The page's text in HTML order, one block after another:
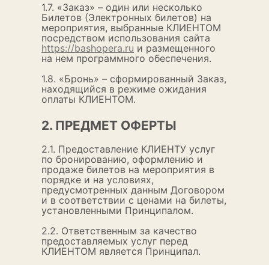
1.7. «Заказ» – один или несколько
Билетов (Электронных билетов) на
мероприятия, выбранные КЛИЕНТОМ
посредством использования сайта
https://bashopera.ru и размещенного
на нем программного обеспечения.
1.8. «Бронь» – сформированный Заказ,
находящийся в режиме ожидания
оплаты КЛИЕНТОМ.
2. ПРЕДМЕТ ОФЕРТЫ
2.1. Предоставление КЛИЕНТУ услуг
по бронированию, оформлению и
продаже билетов на мероприятия в
порядке и на условиях,
предусмотренных данным Договором
и в соответствии с ценами на билеты,
установленными Принципалом.
2.2. Ответственным за качество
предоставляемых услуг перед
КЛИЕНТОМ является Принципал.